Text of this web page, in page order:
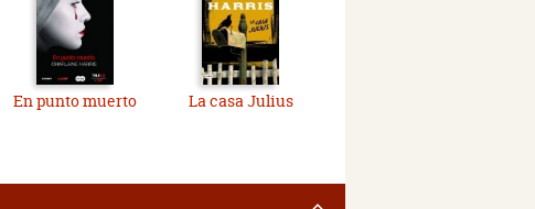
En punto muerto La casa Julius